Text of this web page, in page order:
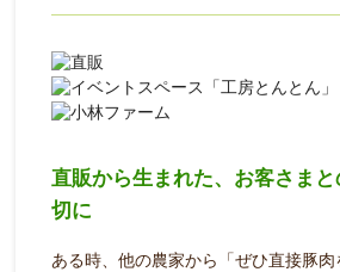
直販から生まれた、お客さま
切に
ある時、他の農家から「ぜひ直接豚肉